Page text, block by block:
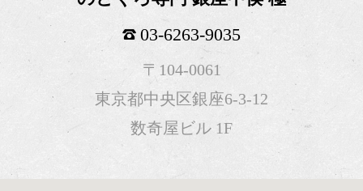
03-6263-9035
〒104-0061
東京都中央区銀座6-3-12
数奇屋ビル 1F